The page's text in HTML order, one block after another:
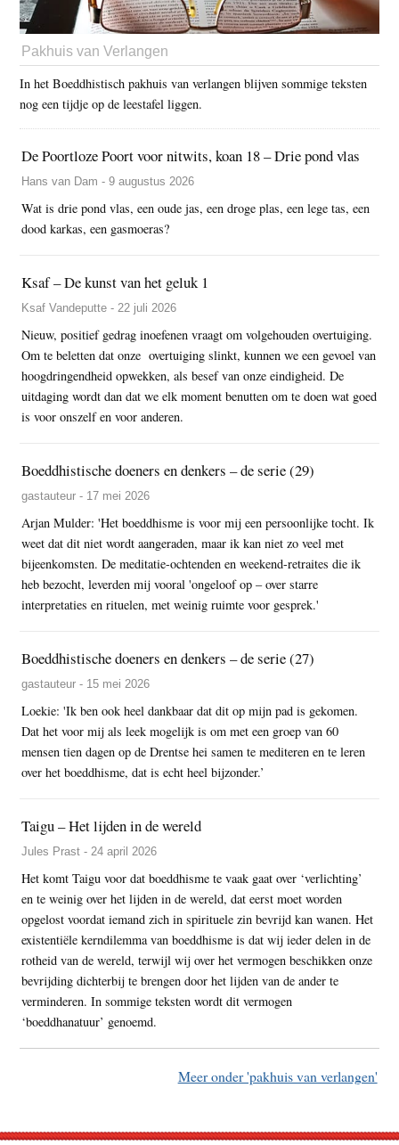
Pakhuis van Verlangen
In het Boeddhistisch pakhuis van verlangen blijven sommige teksten
nog een tijdje op de leestafel liggen.
De Poortloze Poort voor nitwits, koan 18 – Drie pond vlas
Hans van Dam - 9 augustus 2026
Wat is drie pond vlas, een oude jas, een droge plas, een lege tas, een
dood karkas, een gasmoeras?
Ksaf – De kunst van het geluk 1
Ksaf Vandeputte - 22 juli 2026
Nieuw, positief gedrag inoefenen vraagt om volgehouden overtuiging.
Om te beletten dat onze overtuiging slinkt, kunnen we een gevoel van
hoogdringendheid opwekken, als besef van onze eindigheid. De
uitdaging wordt dan dat we elk moment benutten om te doen wat goed
is voor onszelf en voor anderen.
Boeddhistische doeners en denkers – de serie (29)
gastauteur - 17 mei 2026
Arjan Mulder: 'Het boeddhisme is voor mij een persoonlijke tocht. Ik
weet dat dit niet wordt aangeraden, maar ik kan niet zo veel met
bijeenkomsten. De meditatie-ochtenden en weekend-retraites die ik
heb bezocht, leverden mij vooral 'ongeloof op – over starre
interpretaties en rituelen, met weinig ruimte voor gesprek.'
Boeddhistische doeners en denkers – de serie (27)
gastauteur - 15 mei 2026
Loekie: 'Ik ben ook heel dankbaar dat dit op mijn pad is gekomen.
Dat het voor mij als leek mogelijk is om met een groep van 60
mensen tien dagen op de Drentse hei samen te mediteren en te leren
over het boeddhisme, dat is echt heel bijzonder.’
Taigu – Het lijden in de wereld
Jules Prast - 24 april 2026
Het komt Taigu voor dat boeddhisme te vaak gaat over ‘verlichting’
en te weinig over het lijden in de wereld, dat eerst moet worden
opgelost voordat iemand zich in spirituele zin bevrijd kan wanen. Het
existentiële kerndilemma van boeddhisme is dat wij ieder delen in de
rotheid van de wereld, terwijl wij over het vermogen beschikken onze
bevrijding dichterbij te brengen door het lijden van de ander te
verminderen. In sommige teksten wordt dit vermogen
‘boeddhanatuur’ genoemd.
Meer onder 'pakhuis van verlangen'